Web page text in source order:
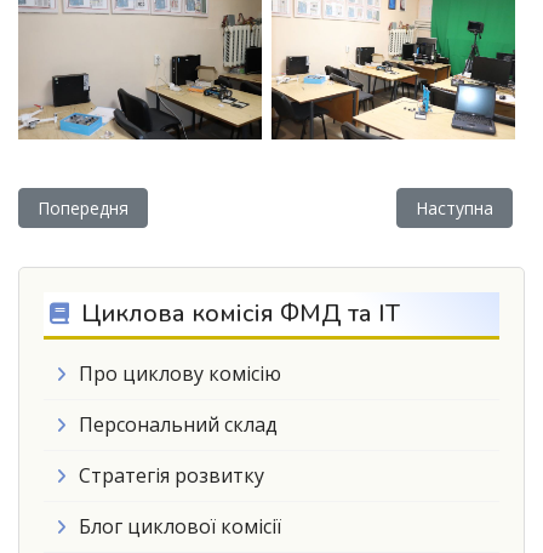
Попередня стаття: Стратегія розвитку циклової комісії
Попередня Наступна
Наступна
Циклова комісія ФМД та ІТ
Про циклову комісію
Персональний склад
Стратегія розвитку
Блог циклової комісії